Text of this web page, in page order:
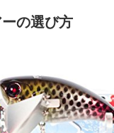
の選び方